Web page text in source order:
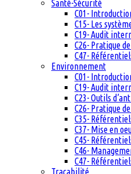
Santé-Sécurité
C01-
C15- Les
C19- Audit
C26- Pratique
C47-
Environnement
C01-
C19- Audit
C23- Outils
C26- Pratique
C35-
C37- Mise en
C45-
C46-
C47-
Traçabilité